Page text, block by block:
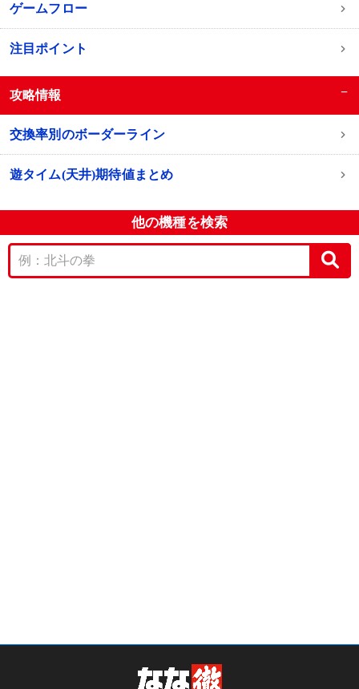
ゲームフロー
注目ポイント
攻略情報 −
交換率別のボーダーライン
遊タイム(天井)期待値まとめ
他の機種を検索